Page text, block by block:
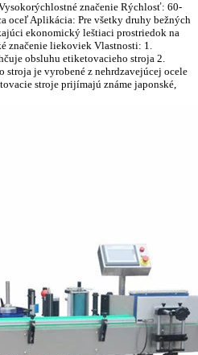
značenie Rýchlosť: 60-
oceľ Aplikácia: Pre všetky druhy bežných
ekonomický leštiaci prostriedok na
značenie liekoviek Vlastnosti: 1.
obsluhu etiketovacieho stroja 2.
je vyrobené z nehrdzavejúcej ocele
stroje prijímajú známe japonské,